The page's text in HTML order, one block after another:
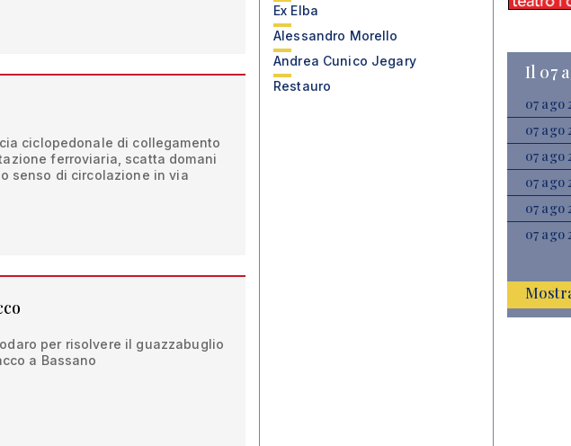
ciclopedonale di collegamento
ferroviaria, scatta domani
senso di circolazione in via
per risolvere il guazzabuglio
a Bassano
Ex Elba
Alessandro Morello
Andrea Cunico Jegary
Restauro
Il 07
07 ago
07 ago
07 ago
07 ago
07 ago
07 ago